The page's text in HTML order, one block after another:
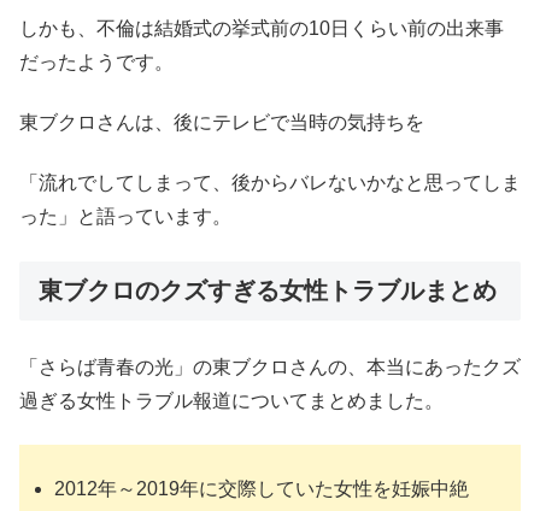
しかも、不倫は結婚式の挙式前の10日くらい前の出来事
だったようです。
東ブクロさんは、後にテレビで当時の気持ちを
「流れでしてしまって、後からバレないかなと思ってしま
った」と語っています。
東ブクロのクズすぎる女性トラブルまとめ
「さらば青春の光」の東ブクロさんの、本当にあったクズ
過ぎる女性トラブル報道についてまとめました。
2012年～2019年に交際していた女性を妊娠中絶